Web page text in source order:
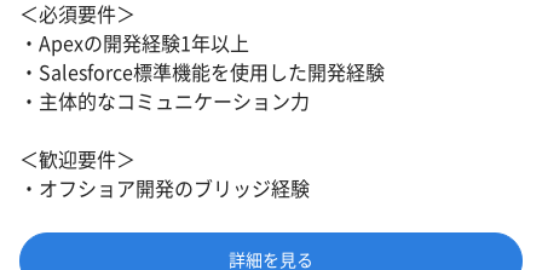
＜必須要件＞
・Apexの開発経験1年以上
・Salesforce標準機能を使用した開発経験
・主体的なコミュニケーション力
＜歓迎要件＞
・オフショア開発のブリッジ経験
詳細を見る